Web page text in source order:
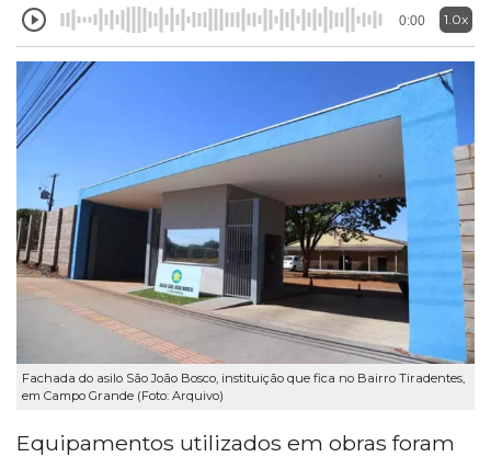
0:00 1.0x
Fachada do asilo São João Bosco, instituição que fica no Bairro Tiradentes,
em Campo Grande (Foto: Arquivo)
Equipamentos utilizados em obras foram